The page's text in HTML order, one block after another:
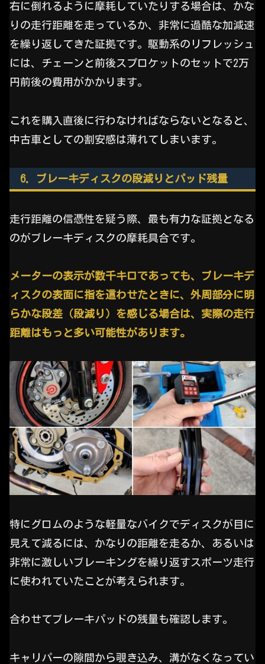
右に倒れるように摩耗していたりする場合は、かな
りの走行距離を走っているか、非常に過酷な加減速
を繰り返してきた証拠です。駆動系のリフレッシュ
には、チェーンと前後スプロケットのセットで2万
円前後の費用がかかります。
これを購入直後に行わなければならないとなると、
中古車としての割安感は薄れてしまいます。
6. ブレーキディスクの段減りとパッド残量
走行距離の信憑性を疑う際、最も有力な証拠となる
のがブレーキディスクの摩耗具合です。
メーターの表示が数千キロであっても、ブレーキデ
ィスクの表面に指を這わせたときに、外周部分に明
らかな段差（段減り）を感じる場合は、実際の走行
距離はもっと多い可能性があります。
特にグロムのような軽量なバイクでディスクが目に
見えて減るには、かなりの距離を走るか、あるいは
非常に激しいブレーキングを繰り返すスポーツ走行
に使われていたことが考えられます。
合わせてブレーキパッドの残量も確認します。
キャリパーの隙間から覗き込み、溝がなくなってい